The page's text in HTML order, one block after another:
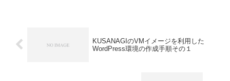
KUSANAGIのVMイメージを利用した
WordPress環境の作成手順その１